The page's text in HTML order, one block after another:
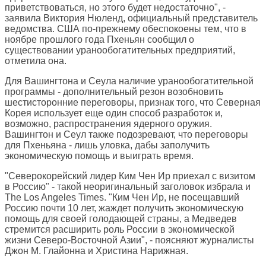
приветствоваться, но этого будет недостаточно", -
заявила Виктория Нюленд, официальный представитель
ведомства. США по-прежнему обеспокоены тем, что в
ноябре прошлого года Пхеньян сообщил о
существовании уранообогатительных предприятий,
отметила она.
Для Вашингтона и Сеула наличие уранообогатительной
программы - дополнительный резон возобновить
шестисторонние переговоры, признак того, что Северная
Корея использует еще один способ разработок и,
возможно, распространения ядерного оружия.
Вашингтон и Сеул также подозревают, что переговоры
для Пхеньяна - лишь уловка, дабы заполучить
экономическую помощь и выиграть время.
"Северокорейский лидер Ким Чен Ир приехал с визитом
в Россию" - такой неоригинальный заголовок избрала и
The Los Angeles Times. "Ким Чен Ир, не посещавший
Россию почти 10 лет, жаждет получить экономическую
помощь для своей голодающей страны, а Медведев
стремится расширить роль России в экономической
жизни Северо-Восточной Азии", - поясняют журналисты
Джон М. Глайонна и Христина Нарижная.